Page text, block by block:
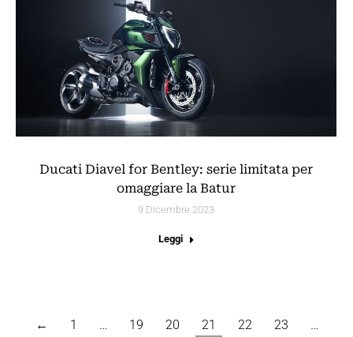
Ducati Diavel for Bentley: serie limitata per
omaggiare la Batur
9 Dicembre 2023
Leggi
← 1 … 19 20 21 22 23 …